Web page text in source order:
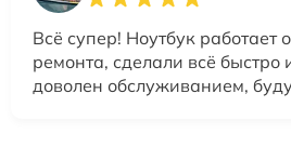
Всё супер! Ноутбук работает
ремонта, сделали всё быстро
доволен обслуживанием,